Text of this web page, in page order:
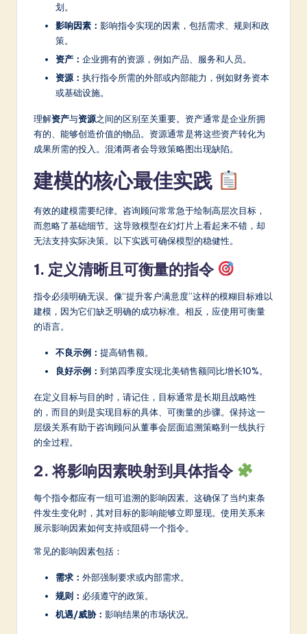
A
S
o
ft
w
划。
影响因素： 影响指令实现的因素，包括需求、规则和政
策。
资产： 企业拥有的资源，例如产品、服务和人员。
资源： 执行指令所需的外部或内部能力，例如财务资本
或基础设施。
理解资产与资源之间的区别至关重要。资产通常是企业所拥
有的、能够创造价值的物品。资源通常是将这些资产转化为
成果所需的投入。混淆两者会导致策略图出现缺陷。
建模的核心最佳实践
有效的建模需要纪律。咨询顾问常常急于绘制高层次目标，
而忽略了基础细节。这导致模型在幻灯片上看起来不错，却
无法支持实际决策。以下实践可确保模型的稳健性。
1. 定义清晰且可衡量的指令
指令必须明确无误。像“提升客户满意度”这样的模糊目标难以
建模，因为它们缺乏明确的成功标准。相反，应使用可衡量
的语言。
不良示例： 提高销售额。
良好示例： 到第四季度实现北美销售额同比增长10%。
在定义目标与目的时，请记住，目标通常是长期且战略性
的，而目的则是实现目标的具体、可衡量的步骤。保持这一
层级关系有助于咨询顾问从董事会层面追溯策略到一线执行
的全过程。
2. 将影响因素映射到具体指令
每个指令都应有一组可追溯的影响因素。这确保了当约束条
件发生变化时，其对目标的影响能够立即显现。使用关系来
展示影响因素如何支持或阻碍一个指令。
常见的影响因素包括：
需求： 外部强制要求或内部需求。
规则： 必须遵守的政策。
机遇/威胁： 影响结果的市场状况。